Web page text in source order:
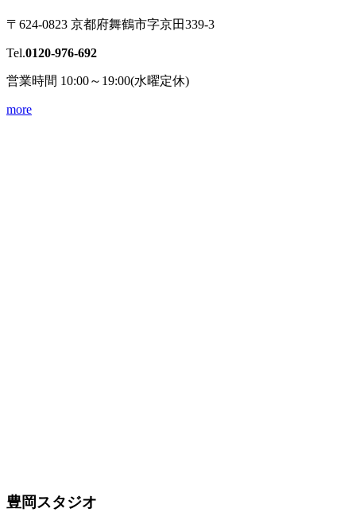
〒624-0823 京都府舞鶴市字京田339-3
Tel.0120-976-692
営業時間 10:00～19:00(水曜定休)
more
豊岡スタジオ